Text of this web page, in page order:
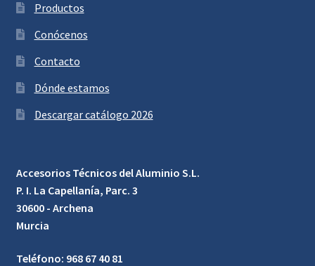
Productos
Conócenos
Contacto
Dónde estamos
Descargar catálogo 2026
Accesorios Técnicos del Aluminio S.L.
P. I. La Capellanía, Parc. 3
30600 - Archena
Murcia
Teléfono: 968 67 40 81